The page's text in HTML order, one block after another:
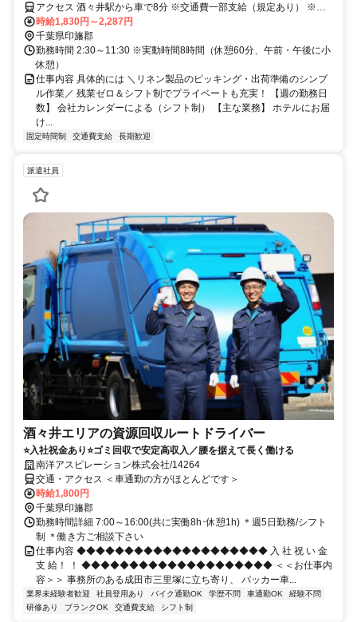
アクセス 酒々井駅から車で8分 ※交通費一部支給（規定あり） ※
車、バイク通勤可 ※駐車場利用可 ※派遣求人のため地図情報は市役
所などの位置になっております。ご了承ください。
時給1,830円～2,287円
千葉県印旛郡
勤務時間 2:30～11:30 ※実動時間8時間（休憩60分、午前・午後に小
休憩）
仕事内容 具体的には ＼リネン製品のピッキング・出荷準備のシンプ
ル作業／ 残業ゼロ＆シフト制でプライベートも充実！ 【週の勤務日
数】 会社カレンダーによる（シフト制） 【主な業務】 ホテルにお届
け...
固定時間制 交通費支給 長期歓迎
派遣社員
酒々井エリアの資源回収ルートドライバー
⭐入社祝金あり⭐ゴミ回収で安定高収入／腰を据えて長く働ける
南洋アスピレーション株式会社/14264
交通・アクセス ＜車通勤の方がほとんどです＞
時給1,800円
千葉県印旛郡
勤務時間詳細 7:00～16:00(共に実働8h･休憩1h) ＊週5日勤務/シフト
制 ＊働き方ご相談下さい
仕事内容 ◆◆◆◆◆◆◆◆◆◆◆◆◆◆◆◆◆◆◆◆ 入 社 祝 い 金
支 給！ ！ ◆◆◆◆◆◆◆◆◆◆◆◆◆◆◆◆◆◆◆◆ ＜＜お仕事内
容＞＞ 事務所のある成田市三里塚に立ち寄り、 パッカー車...
業界未経験者歓迎 社員登用あり バイク通勤OK 学歴不問 車通勤OK
経験不問
研修あり
ブランクOK 交通費支給 シフト制